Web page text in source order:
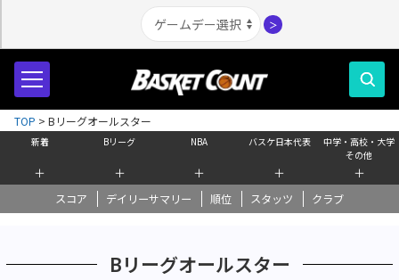
＞
新着
＋
Bリーグ
＋
NBA
＋
バスケ日本代表
＋
中学・高校・大学
その他
＋
スコア デイリーサマリー 順位 スタッツ クラブ
TOP > Bリーグオールスター
Bリーグオールスター